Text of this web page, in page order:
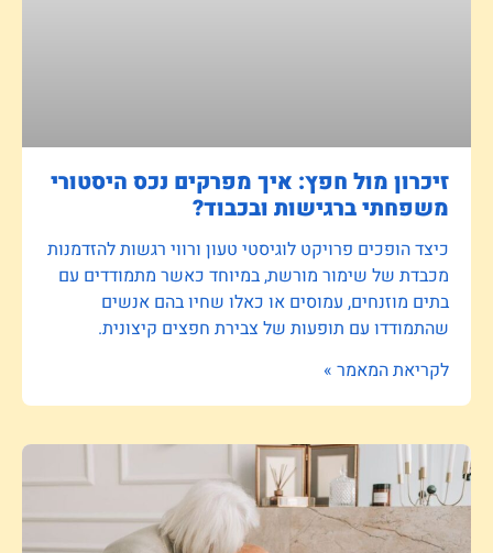
זיכרון מול חפץ: איך מפרקים נכס היסטורי
משפחתי ברגישות ובכבוד?
כיצד הופכים פרויקט לוגיסטי טעון ורווי רגשות להזדמנות
מכבדת של שימור מורשת, במיוחד כאשר מתמודדים עם
בתים מוזנחים, עמוסים או כאלו שחיו בהם אנשים
שהתמודדו עם תופעות של צבירת חפצים קיצונית.
לקריאת המאמר »